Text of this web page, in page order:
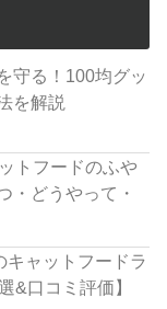
守る！100均グッ
を解説
トフードのふや
・どうやって・
キャットフードラ
&口コミ評価】